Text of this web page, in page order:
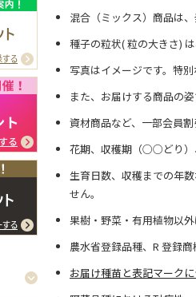
混合（ミックス）商品は
種子の粒状( 粒の大きさ)
写真はイメージです。特
また、お届けする商品の
資材商品など、一部会員
花期、収穫期（○○どり）
生育日数、収穫までの年
せん。
果樹・野菜・有用植物以
農水省登録品種、R 登録商
お届け種苗と表記マーク